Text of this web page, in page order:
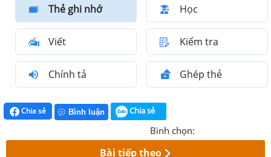
Thẻ ghi nhớ Học
Viết Kiểm tra
Chính tả Ghép thẻ
Chia sẻ Bình luận Chia sẻ
Bình chọn:
Bài tiếp theo